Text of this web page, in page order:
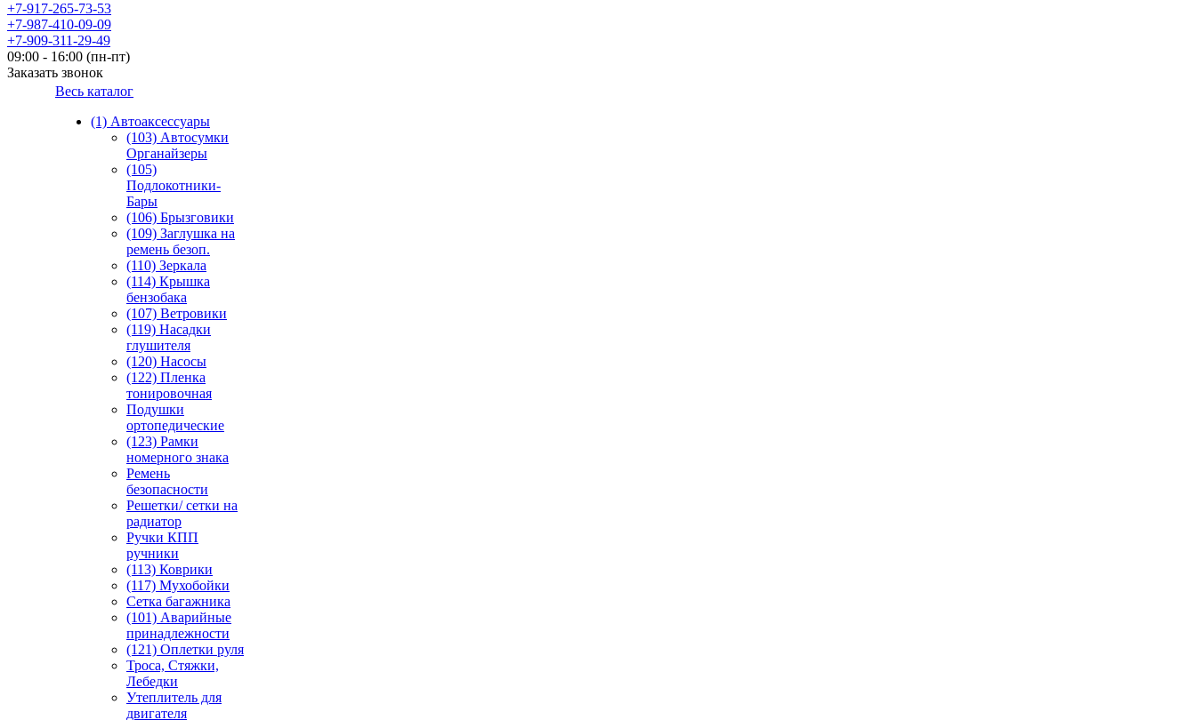
+7-917-265-73-53
+7-987-410-09-09
+7-909-311-29-49
09:00 - 16:00 (пн-пт)
Заказать звонок
Весь каталог
(1) Автоаксессуары
(103) Автосумки
Органайзеры
(105)
Подлокотники-
Бары
(106) Брызговики
(109) Заглушка на
ремень безоп.
(110) Зеркала
(114) Крышка
бензобака
(107) Ветровики
(119) Насадки
глушителя
(120) Насосы
(122) Пленка
тонировочная
Подушки
ортопедические
(123) Рамки
номерного знака
Ремень
безопасности
Решетки/ сетки на
радиатор
Ручки КПП
ручники
(113) Коврики
(117) Мухобойки
Сетка багажника
(101) Аварийные
принадлежности
(121) Оплетки руля
Троса, Стяжки,
Лебедки
Утеплитель для
двигателя